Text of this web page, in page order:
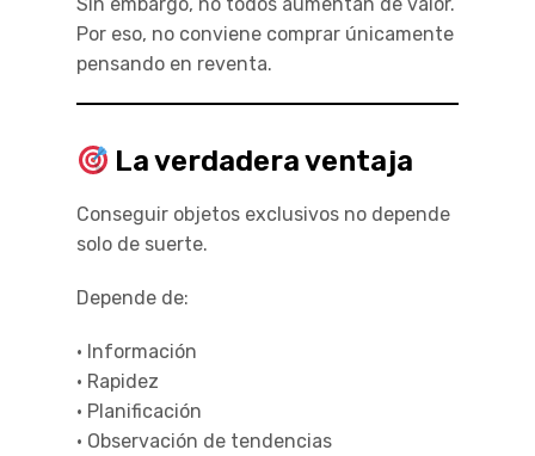
Por eso, no conviene comprar únicamente
pensando en reventa.
La verdadera ventaja
Conseguir objetos exclusivos no depende
solo de suerte.
Depende de:
• Información
• Rapidez
• Planificación
• Observación de tendencias